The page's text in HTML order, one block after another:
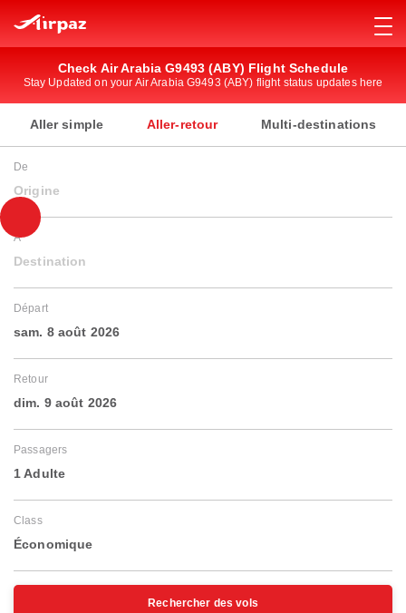
Check Air Arabia G9493 (ABY) Flight Schedule
Stay Updated on your Air Arabia G9493 (ABY) flight status updates here
Aller simple Aller-retour Multi-destinations
De
Origine
À
Destination
Départ
sam. 8 août 2026
Retour
dim. 9 août 2026
Passagers
1 Adulte
Class
Économique
Rechercher des vols